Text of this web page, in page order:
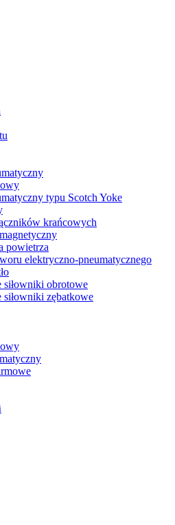
typu Scotch Yoke
krańcowych
powietrza
elektryczno-pneumatycznego
siłowniki obrotowe
siłowniki zębatkowe